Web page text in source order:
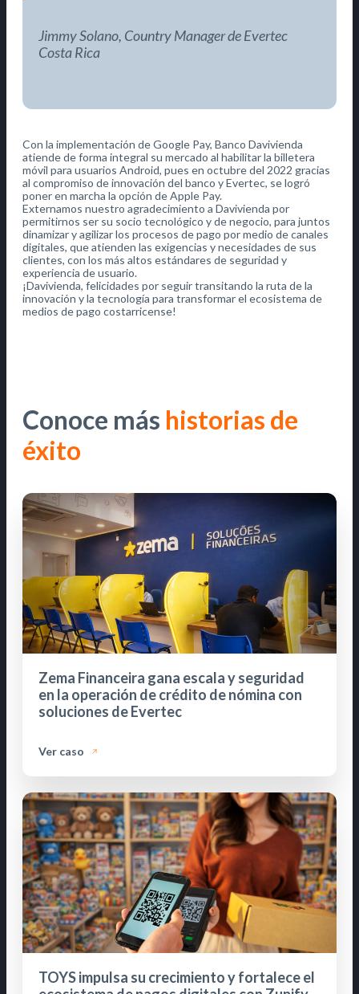
Jimmy Solano, Country Manager de Evertec
Costa Rica
Con la implementación de Google Pay, Banco Davivienda
atiende de forma integral su mercado al habilitar la billetera
móvil para usuarios Android, pues en octubre del 2022 gracias
al compromiso de innovación del banco y Evertec, se logró
poner en marcha la opción de Apple Pay.
Externamos nuestro agradecimiento a Davivienda por
permitirnos ser su socio tecnológico y de negocio, para juntos
dinamizar y agilizar los procesos de pago por medio de canales
digitales, que atienden las exigencias y necesidades de sus
clientes, con los más altos estándares de seguridad y
experiencia de usuario.
¡Davivienda, felicidades por seguir transitando la ruta de la
innovación y la tecnología para transformar el ecosistema de
medios de pago costarricense!
Conoce más historias de
éxito
Zema Financeira gana escala y seguridad
en la operación de crédito de nómina con
soluciones de Evertec
Ver caso
TOYS impulsa su crecimiento y fortalece el